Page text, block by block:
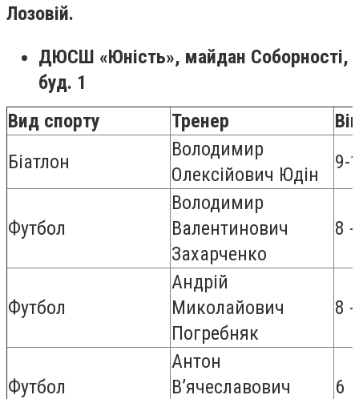
Лозовій.
ДЮСШ «Юність», майдан Соборності,
буд. 1
Вид спорту
Тренер
Біатлон
Володимир
Олексійович Юдін
9-
Футбол
Володимир
Валентинович
Захарченко
8
Футбол
Андрій
Миколайович
Погребняк
8
Футбол
Антон
В’ячеславович
6